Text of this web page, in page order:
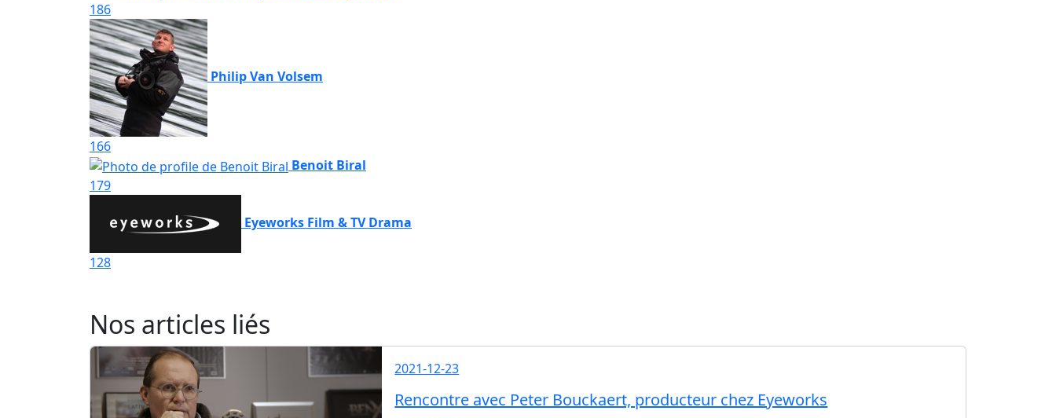
186
Philip Van Volsem
166
Benoit Biral
179
Eyeworks Film & TV Drama
128
Nos articles liés
2021-12-23
Rencontre avec Peter Bouckaert, producteur chez Eyeworks